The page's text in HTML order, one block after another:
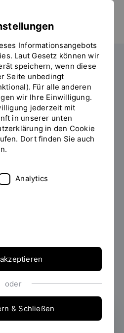
Mitarbeiter
Informationsangebots
Laut Gesetz können wir
speichern, wenn diese
Seite unbedingt
Für alle anderen
wir Ihre Einwilligung.
jederzeit mit
in unserer unten
in den Cookie
Dort finden Sie auch
Analytics
oder
& Schließen